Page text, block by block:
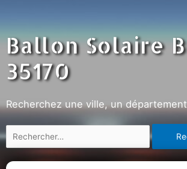
Ballon Solaire
35170
Recherchez une ville, un